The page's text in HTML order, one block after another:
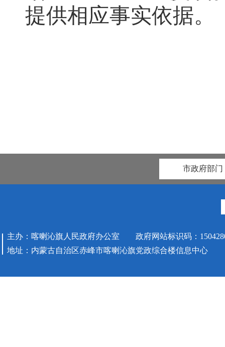
提供相
市政府部门
主办：喀喇沁旗人民政府办公室 政府网站标识码：
地址：内蒙古自治区赤峰市喀喇沁旗党政综合楼信息中心